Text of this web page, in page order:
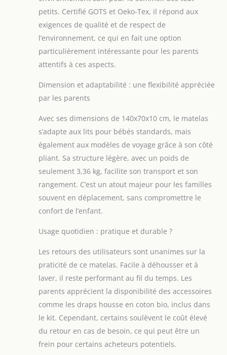
Convient pour des
berceaux de même
taille - Forme
rectangulaire - Très
Tout inclut : doux et
confort - Coloris
écru naturel - NON
DÉHOUSSABLE
DOUCEUR DE
draps housse bébé
70x140 cm sont
fabriqués en tissu
d'éponge coton bio
doux et moelleux.
Elle absorbe la
transpiration et
l'humidité excessive
et est vraiment
douce. Le tissu de
coton bio est
recommandé pour
des bébés et des
enfants avec des
petits. Certifié GOTS et Oeko-Tex, il répond aux
exigences de qualité et de respect de
l’environnement, ce qui en fait une option
particulièrement intéressante pour les parents
attentifs à ces aspects.
Dimension et adaptabilité : une flexibilité appréciée
par les parents
Avec ses dimensions de 140x70x10 cm, le matelas
s’adapte aux lits pour bébés standards, mais
également aux modèles de voyage grâce à son côté
pliant. Sa structure légère, avec un poids de
seulement 3,36 kg, facilite son transport et son
rangement. C’est un atout majeur pour les familles
souvent en déplacement, sans compromettre le
confort de l’enfant.
Usage quotidien : pratique et durable ?
Les retours des utilisateurs sont unanimes sur la
praticité de ce matelas. Facile à déhousser et à
laver, il reste performant au fil du temps. Les
parents apprécient la disponibilité des accessoires
comme les draps housse en coton bio, inclus dans
le kit. Cependant, certains soulèvent le coût élevé
du retour en cas de besoin, ce qui peut être un
frein pour certains acheteurs potentiels.